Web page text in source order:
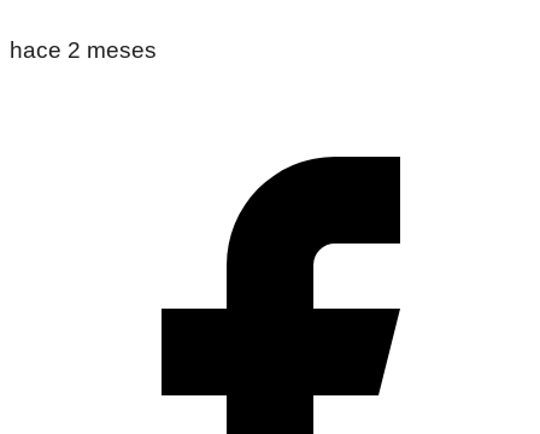
hace 2 meses